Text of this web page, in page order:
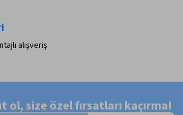
alışveriş
ol, size özel fırsatları kaçırma!